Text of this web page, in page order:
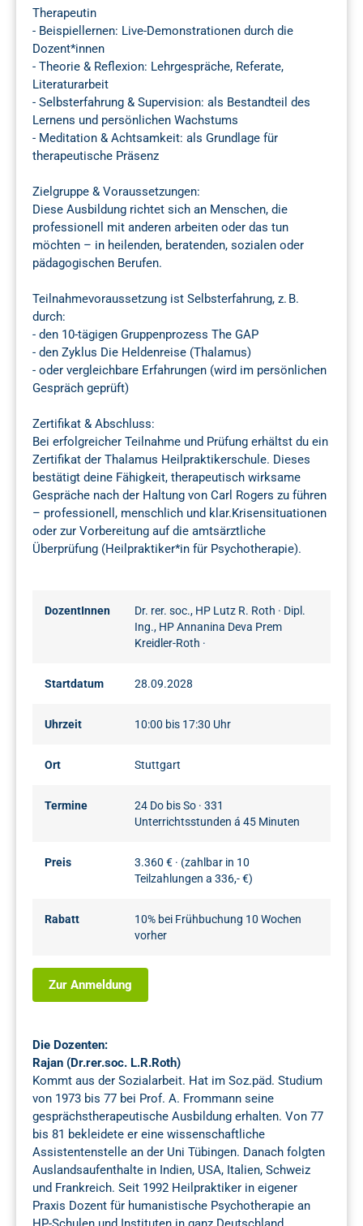
Therapeutin
- Beispiellernen: Live-Demonstrationen durch die
Dozent*innen
- Theorie & Reflexion: Lehrgespräche, Referate,
Literaturarbeit
- Selbsterfahrung & Supervision: als Bestandteil des
Lernens und persönlichen Wachstums
- Meditation & Achtsamkeit: als Grundlage für
therapeutische Präsenz
Zielgruppe & Voraussetzungen:
Diese Ausbildung richtet sich an Menschen, die
professionell mit anderen arbeiten oder das tun
möchten – in heilenden, beratenden, sozialen oder
pädagogischen Berufen.
Teilnahmevoraussetzung ist Selbsterfahrung, z. B.
durch:
- den 10-tägigen Gruppenprozess The GAP
- den Zyklus Die Heldenreise (Thalamus)
- oder vergleichbare Erfahrungen (wird im persönlichen
Gespräch geprüft)
Zertifikat & Abschluss:
Bei erfolgreicher Teilnahme und Prüfung erhältst du ein
Zertifikat der Thalamus Heilpraktikerschule. Dieses
bestätigt deine Fähigkeit, therapeutisch wirksame
Gespräche nach der Haltung von Carl Rogers zu führen
– professionell, menschlich und klar.Krisensituationen
oder zur Vorbereitung auf die amtsärztliche
Überprüfung (Heilpraktiker*in für Psychotherapie).
DozentInnen Dr. rer. soc., HP Lutz R. Roth · Dipl.
Ing., HP Annanina Deva Prem
Kreidler-Roth ·
Startdatum 28.09.2028
Uhrzeit 10:00 bis 17:30 Uhr
Ort Stuttgart
Termine
24 Do bis So · 331
Unterrichtsstunden á 45 Minuten
Preis
3.360 € · (zahlbar in 10
Teilzahlungen a 336,- €)
Rabatt
10% bei Frühbuchung 10 Wochen
vorher
Zur Anmeldung
Die Dozenten:
Rajan (Dr.rer.soc. L.R.Roth)
Kommt aus der Sozialarbeit. Hat im Soz.päd. Studium
von 1973 bis 77 bei Prof. A. Frommann seine
gesprächstherapeutische Ausbildung erhalten. Von 77
bis 81 bekleidete er eine wissenschaftliche
Assistentenstelle an der Uni Tübingen. Danach folgten
Auslandsaufenthalte in Indien, USA, Italien, Schweiz
und Frankreich. Seit 1992 Heilpraktiker in eigener
Praxis Dozent für humanistische Psychotherapie an